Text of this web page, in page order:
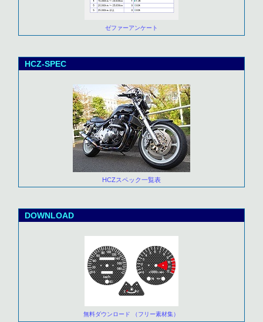
ゼファーアンケート
HCZ-SPEC
HCZスペック一覧表
DOWNLOAD
無料ダウンロード （フリー素材集）